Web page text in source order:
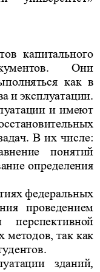
капитального
Они
как   в
и эксплуатации
и имеют
В их числе:
понятий
определения
федеральных
проведением
перспективной
методов, так как
и  зданий,